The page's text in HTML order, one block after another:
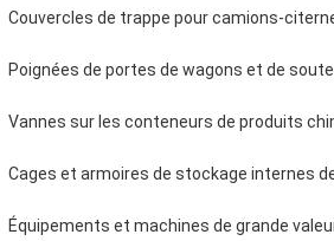
Couvercles de trappe pour camions-
Poignées de portes de wagons et de
Vannes sur les conteneurs de produits
Cages et armoires de stockage internes
Équipements et machines de grande